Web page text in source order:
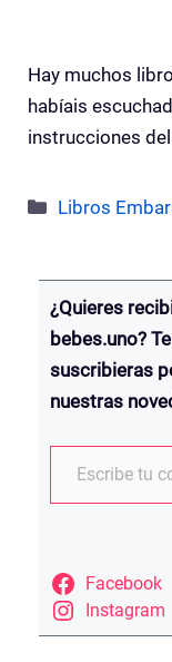
Hay muchos
habíais
instrucciones
Categorías
Libros
¿Quieres
bebes.uno?
suscribieras
nuestras
Escribe tu correo electrónico…
Facebook
Instagram